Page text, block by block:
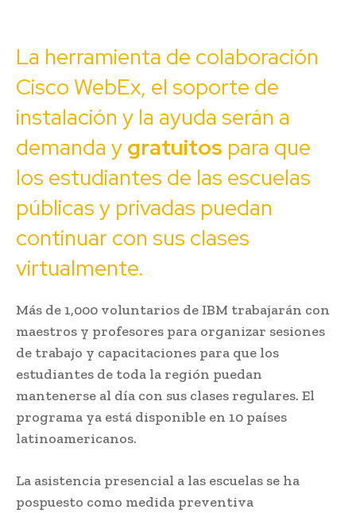
La herramienta de colaboración
Cisco WebEx, el soporte de
instalación y la ayuda serán a
demanda y gratuitos para que
los estudiantes de las escuelas
públicas y privadas puedan
continuar con sus clases
virtualmente.
Más de 1,000 voluntarios de IBM trabajarán con
maestros y profesores para organizar sesiones
de trabajo y capacitaciones para que los
estudiantes de toda la región puedan
mantenerse al día con sus clases regulares. El
programa ya está disponible en 10 países
latinoamericanos.
La asistencia presencial a las escuelas se ha
pospuesto como medida preventiva